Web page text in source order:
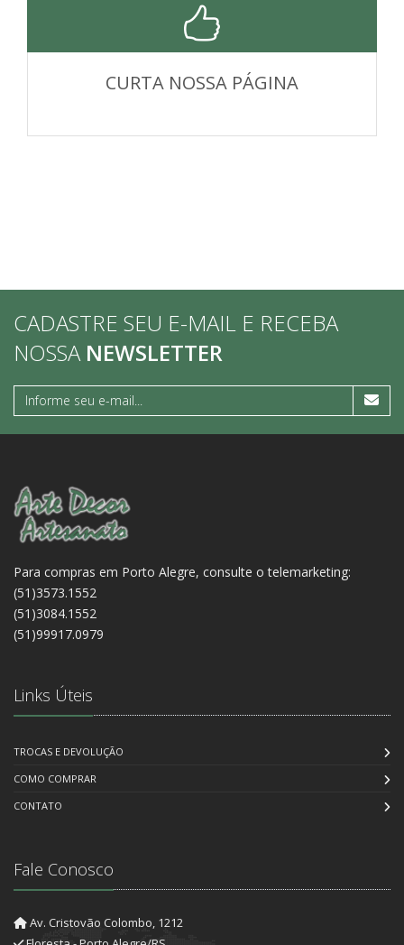
CURTA NOSSA PÁGINA
CADASTRE SEU E-MAIL E RECEBA
NOSSA NEWSLETTER
Para compras em Porto Alegre, consulte o telemarketing:
(51)3573.1552
(51)3084.1552
(51)99917.0979
Links Úteis
TROCAS E DEVOLUÇÃO
COMO COMPRAR
CONTATO
Fale Conosco
Av. Cristovão Colombo, 1212